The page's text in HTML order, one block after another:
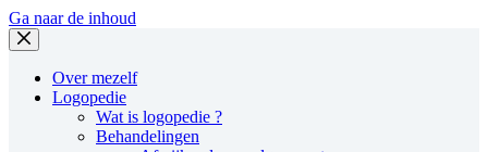
Ga naar de inhoud
Over mezelf
Logopedie
Wat is logopedie ?
Behandelingen